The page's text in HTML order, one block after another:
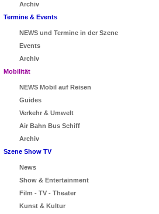
Archiv
Termine & Events
NEWS und Termine in der Szene
Events
Archiv
Mobilität
NEWS Mobil auf Reisen
Guides
Verkehr & Umwelt
Air Bahn Bus Schiff
Archiv
Szene Show TV
News
Show & Entertainment
Film - TV - Theater
Kunst & Kultur